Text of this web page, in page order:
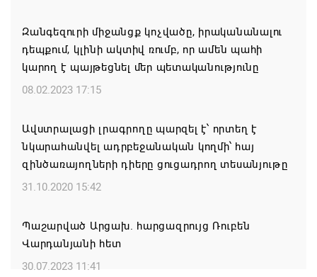
«Հայաստան» խմբակցությունը ևս մասնակցելու է
06.08.2026 17:04
06.08.2026 14:21
Զանգեզուրի միջանցք կոչվածը, իրականանալու
դեպքում, կլինի ակտիվ ռումբ, որ ամեն պահի
կարող է պայթեցնել մեր պետականությունը
08.02.2023 17:15
Ավստրալացի լրագրողը պարզել է՝ որտեղ է
նկարահանվել ադրբեջանական կողմի՝ հայ
զինծառայողների դիերը ցուցադրող տեսանյութը
31.10.2020 15:42
Պաշարված Արցախ. հարցազրույց Ռուբեն
Վարդանյանի հետ
30.07.2023 11:41